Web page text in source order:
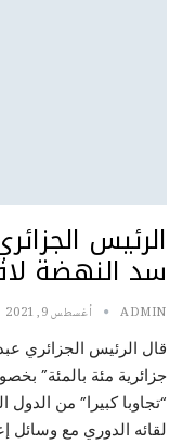
الرئيس
سد النهضة
ADMIN أغسطس 9, 2021
قال الرئيس الجزائري
جزائرية مئة بالمئة”
“تجاوبا كبيرا” من
لقائه الدوري مع وسائل